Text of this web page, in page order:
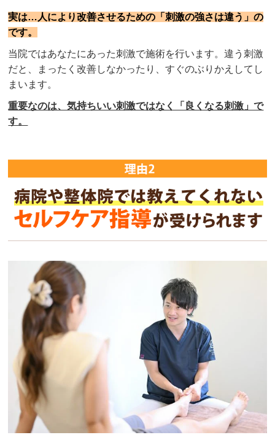
実は…人により改善させるための「刺激の強さは違う」の
です。
当院ではあなたにあった刺激で施術を行います。違う刺激
だと、まったく改善しなかったり、すぐのぶりかえしてし
まいます。
重要なのは、気持ちいい刺激ではなく「良くなる刺激」で
す。